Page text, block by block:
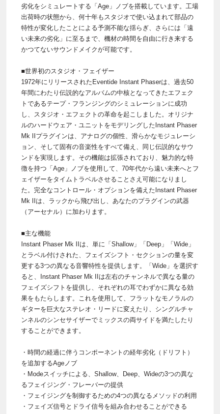
劣化をシミュレートする「Age」ノブを搭載しています。工場
出荷時の状態から、何十年もスタジオで使い込まれて部品の
特性が変化したことによる予測不能な揺らぎ、さらには「遠
い未来の劣化」に至るまで、機材の時間を自由に行き来する
かつてないサウンドメイクが可能です。
■世界初のスタジオ・フェイザー
1972年にリリースされたEventide Instant Phaserは、過去50
年間にわたり伝説的なアルバムの中核となってきたエフェク
トであるテープ・フランジングのシミュレーションに成功
し、スタジオ・エフェクトの革命を起こしました。オリジナ
ルのハードウェア・ユニットをモデリングしたInstant Phaser
Mk IIプラグインは、アナログの個性、滑らかなモジュレーシ
ョン、そして固有の音楽性をすべて備え、同じ伝説的なサウ
ンドを実現します。その機能は拡張されており、魅力的な特
徴を持つ「Age」ノブを使用して、70年代から遠い未来へとフ
ェイザーをタイムトラベルさせることさえ可能になりまし
た。完全なコントロール・オプションを備えたInstant Phaser
Mk IIは、ラックから飛び出し、あなたのプラグインの武器
（アーセナル）に加わります。
■主な機能
Instant Phaser Mk IIは、単に「Shallow」「Deep」「Wide」
とラベル付けされた、フェイズシフト・セクションの量を変
更する3つの異なる音響特性を提供します。「Wide」を選択す
ると、Instant Phaser Mk IIは左右のチャンネルで異なる量の
フェイズシフトを提供し、それぞれの耳でわずかに異なる効
果をもたらします。これを使用して、フラットなモノラルの
ギターを巨大なステレオ・リードに変えたり、シングルチャ
ンネルのシンセサイザーでミックスの両サイドを満たしたり
することができます。
・時間の経過に伴うコンポーネントの経年劣化（ドリフト）
を追加するAgeノブ
・Modeスイッチによる、Shallow、Deep、Wideの3つの異な
るフェイジング・フレーバーの提供
・フェイジングを制御するための4つの異なるメソッドの利用
・フェイズ信号とドライ信号を組み合わせることができる